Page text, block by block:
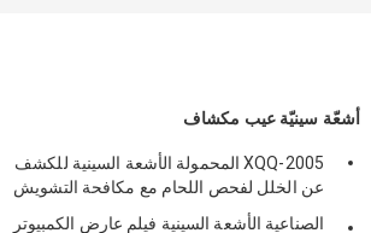
أشعّة سينيّة عيب مكشاف
XQQ-2005 المحمولة الأشعة السينية للكشف
عن الخلل لفحص اللحام مع مكافحة التشويش
الصناعية الأشعة السينية فيلم عارض الكمبيوتر